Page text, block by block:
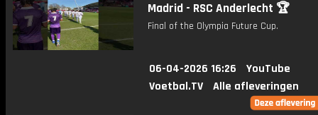
Madrid - RSC Anderlecht 🏆
Final of the Olympia Future Cup.
06-04-2026 16:26
YouTube
Voetbal.TV
Alle afleveringen